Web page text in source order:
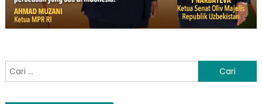
Cari
untuk: